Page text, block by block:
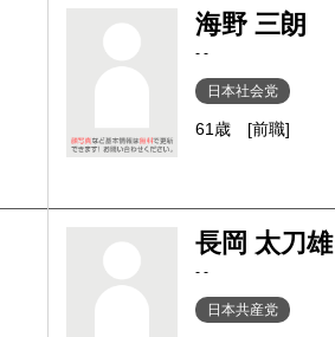
海野 三朗
- -
日本社会党
61歳 [前職]
長岡 太刀雄
- -
日本共産党